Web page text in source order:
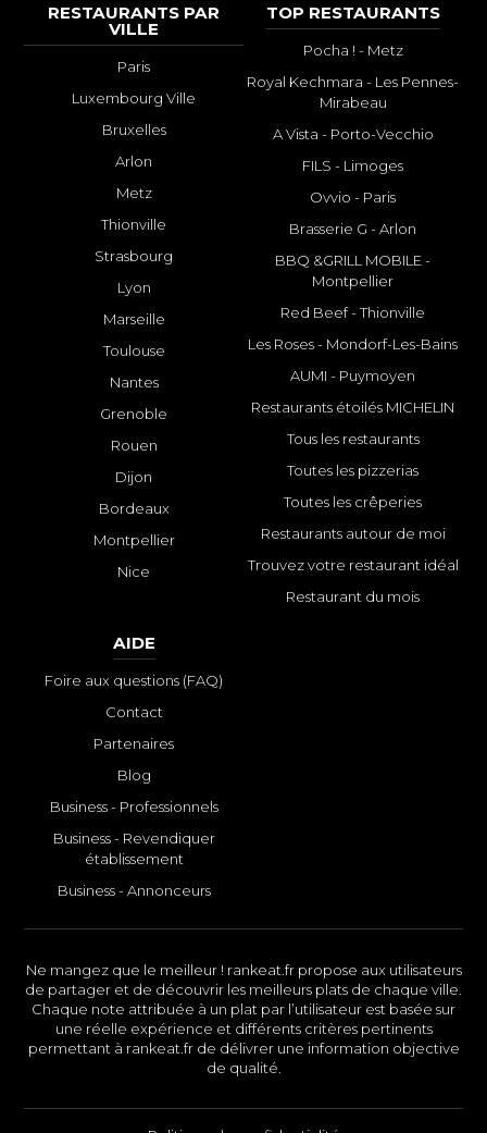
RESTAURANTS PAR
VILLE
Paris
Luxembourg Ville
Bruxelles
Arlon
Metz
Thionville
Strasbourg
Lyon
Marseille
Toulouse
Nantes
Grenoble
Rouen
Dijon
Bordeaux
Montpellier
Nice
TOP RESTAURANTS
Pocha ! - Metz
Royal Kechmara - Les Pennes-
Mirabeau
A Vista - Porto-Vecchio
FILS - Limoges
Ovvio - Paris
Brasserie G - Arlon
BBQ &GRILL MOBILE -
Montpellier
Red Beef - Thionville
Les Roses - Mondorf-Les-Bains
AUMI - Puymoyen
Restaurants étoilés MICHELIN
Tous les restaurants
Toutes les pizzerias
Toutes les crêperies
Restaurants autour de moi
Trouvez votre restaurant idéal
Restaurant du mois
AIDE
Foire aux questions (FAQ)
Contact
Partenaires
Blog
Business - Professionnels
Business - Revendiquer
établissement
Business - Annonceurs
Ne mangez que le meilleur ! rankeat.fr propose aux utilisateurs
de partager et de découvrir les meilleurs plats de chaque ville.
Chaque note attribuée à un plat par l’utilisateur est basée sur
une réelle expérience et différents critères pertinents
permettant à rankeat.fr de délivrer une information objective
de qualité.